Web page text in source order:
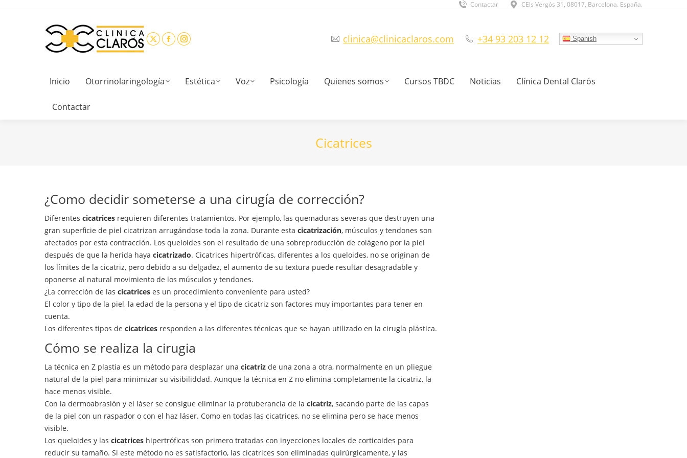
Contactar CEls Vergós 31, 08017, Barcelona. España.
clinica@clinicaclaros.com +34 93 203 12 12 Spanish
Inicio Otorrinolaringología Estética Voz Psicología Quienes somos Cursos TBDC Noticias Clínica Dental Clarós
Contactar
Cicatrices
¿Como decidir someterse a una cirugía de corrección?
Diferentes cicatrices requieren diferentes tratamientos. Por ejemplo, las quemaduras severas que destruyen una
gran superficie de piel cicatrizan arrugándose toda la zona. Durante esta cicatrización, músculos y tendones son
afectados por esta contracción. Los queloides son el resultado de una sobreproducción de colágeno por la piel
después de que la herida haya cicatrizado. Cicatrices hipertróficas, diferentes a los queloides, no se originan de
los límites de la cicatriz, pero debido a su delgadez, el aumento de su textura puede resultar desagradable y
oponerse al natural movimiento de los músculos y tendones.
¿La corrección de las cicatrices es un procedimiento conveniente para usted?
El color y tipo de la piel, la edad de la persona y el tipo de cicatriz son factores muy importantes para tener en
cuenta.
Los diferentes tipos de cicatrices responden a las diferentes técnicas que se hayan utilizado en la cirugía plástica.
Cómo se realiza la cirugia
La técnica en Z plastia es un método para desplazar una cicatriz de una zona a otra, normalmente en un pliegue
natural de la piel para minimizar su visibiliddad. Aunque la técnica en Z no elimina completamente la cicatriz, la
hace menos visible.
Con la dermoabrasión y el láser se consigue eliminar la protuberancia de la cicatriz, sacando parte de las capas
de la piel con un raspador o con el haz láser. Como en todas las cicatrices, no se elimina pero se hace menos
visible.
Los queloides y las cicatrices hipertróficas son primero tratadas con inyecciones locales de corticoides para
reducir su tamaño. Si este método no es satisfactorio, las cicatrices son eliminadas quirúrgicamente, y las